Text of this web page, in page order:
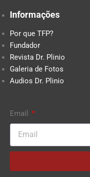
Informações
Por que TFP?
Fundador
Revista Dr. Plinio
Galeria de Fotos
Audios Dr. Plinio
Email